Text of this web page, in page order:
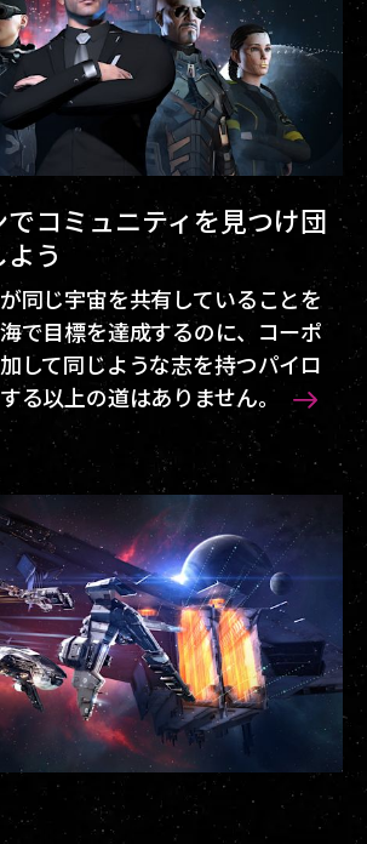
コミュニティを見つけ団
う
同じ宇宙を共有していることを
で目標を達成するのに、コーポ
して同じような志を持つパイロ
る以上の道はありません。